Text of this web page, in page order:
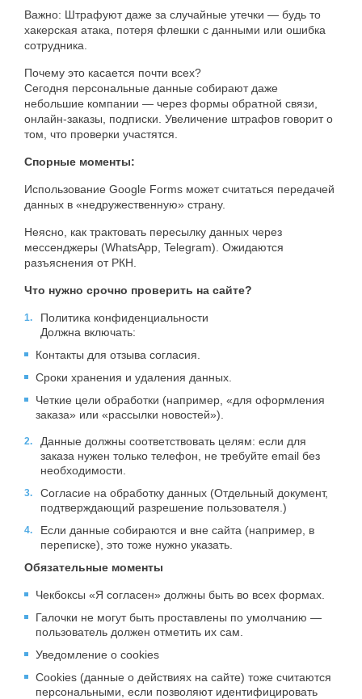
Важно: Штрафуют даже за случайные утечки — будь то
хакерская атака, потеря флешки с данными или ошибка
сотрудника.
Почему это касается почти всех?
Сегодня персональные данные собирают даже
небольшие компании — через формы обратной связи,
онлайн-заказы, подписки. Увеличение штрафов говорит о
том, что проверки участятся.
Спорные моменты:
Использование Google Forms может считаться передачей
данных в «недружественную» страну.
Неясно, как трактовать пересылку данных через
мессенджеры (WhatsApp, Telegram). Ожидаются
разъяснения от РКН.
Что нужно срочно проверить на сайте?
Политика конфиденциальности
Должна включать:
Контакты для отзыва согласия.
Сроки хранения и удаления данных.
Четкие цели обработки (например, «для оформления
заказа» или «рассылки новостей»).
Данные должны соответствовать целям: если для
заказа нужен только телефон, не требуйте email без
необходимости.
Согласие на обработку данных (Отдельный документ,
подтверждающий разрешение пользователя.)
Если данные собираются и вне сайта (например, в
переписке), это тоже нужно указать.
Обязательные моменты
Чекбоксы «Я согласен» должны быть во всех формах.
Галочки не могут быть проставлены по умолчанию —
пользователь должен отметить их сам.
Уведомление о cookies
Cookies (данные о действиях на сайте) тоже считаются
персональными, если позволяют идентифицировать